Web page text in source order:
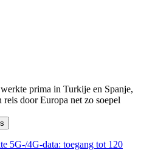
prima in Turkije en Spanje,
door Europa net zo soepel
5G-/4G-data: toegang tot 120